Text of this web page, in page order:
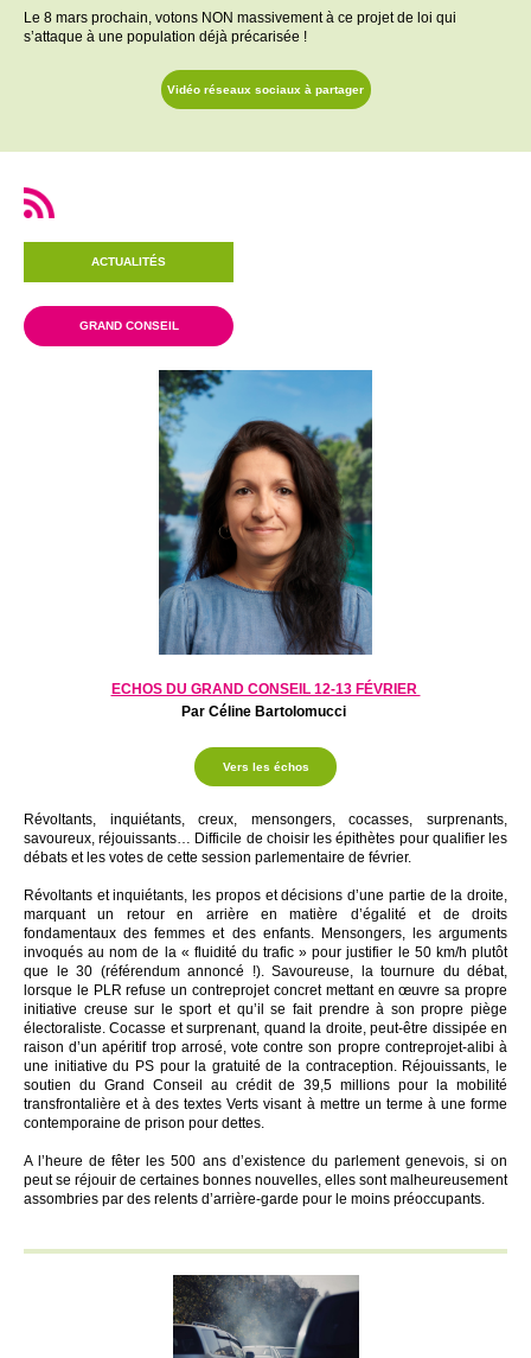
Le 8 mars prochain, votons NON massivement à ce projet de loi qui
s’attaque à une population déjà précarisée !
Vidéo réseaux sociaux à partager
ACTUALITÉS
GRAND CONSEIL
ECHOS DU GRAND CONSEIL 12-13 FÉVRIER
Par Céline Bartolomucci
Vers les échos
Révoltants, inquiétants, creux, mensongers, cocasses, surprenants,
savoureux, réjouissants… Difficile de choisir les épithètes pour qualifier les
débats et les votes de cette session parlementaire de février.
Révoltants et inquiétants, les propos et décisions d’une partie de la droite,
marquant un retour en arrière en matière d’égalité et de droits
fondamentaux des femmes et des enfants. Mensongers, les arguments
invoqués au nom de la « fluidité du trafic » pour justifier le 50 km/h plutôt
que le 30 (référendum annoncé !). Savoureuse, la tournure du débat,
lorsque le PLR refuse un contreprojet concret mettant en œuvre sa propre
initiative creuse sur le sport et qu’il se fait prendre à son propre piège
électoraliste. Cocasse et surprenant, quand la droite, peut-être dissipée en
raison d’un apéritif trop arrosé, vote contre son propre contreprojet-alibi à
une initiative du PS pour la gratuité de la contraception. Réjouissants, le
soutien du Grand Conseil au crédit de 39,5 millions pour la mobilité
transfrontalière et à des textes Verts visant à mettre un terme à une forme
contemporaine de prison pour dettes.
A l’heure de fêter les 500 ans d’existence du parlement genevois, si on
peut se réjouir de certaines bonnes nouvelles, elles sont malheureusement
assombries par des relents d’arrière-garde pour le moins préoccupants.